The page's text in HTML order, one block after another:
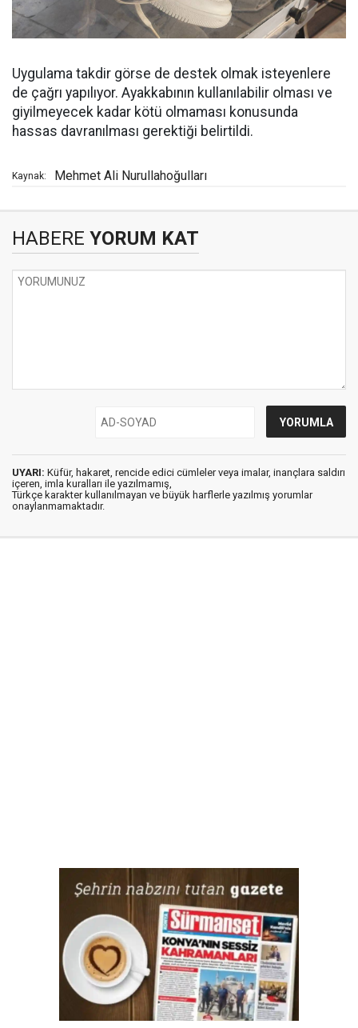
Uygulama takdir görse de destek olmak isteyenlere
de çağrı yapılıyor. Ayakkabının kullanılabilir olması ve
giyilmeyecek kadar kötü olmaması konusunda
hassas davranılması gerektiği belirtildi.
Kaynak: Mehmet Ali Nurullahoğulları
HABERE YORUM KAT
UYARI: Küfür, hakaret, rencide edici cümleler veya imalar, inançlara saldırı
içeren, imla kuralları ile yazılmamış,
Türkçe karakter kullanılmayan ve büyük harflerle yazılmış yorumlar
onaylanmamaktadır.